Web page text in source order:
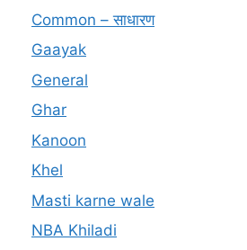
Common – साधारण
Gaayak
General
Ghar
Kanoon
Khel
Masti karne wale
NBA Khiladi